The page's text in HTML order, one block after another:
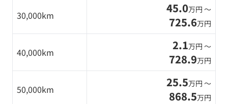
30,000km 45.0万円 〜
725.6万円
40,000km 2.1万円 〜
728.9万円
50,000km 25.5万円 〜
868.5万円